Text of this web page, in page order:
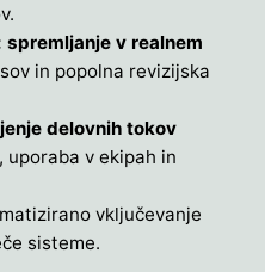
v realnem
in popolna revizijska
delovnih tokov
, uporaba v ekipah in
vključevanje
sisteme.